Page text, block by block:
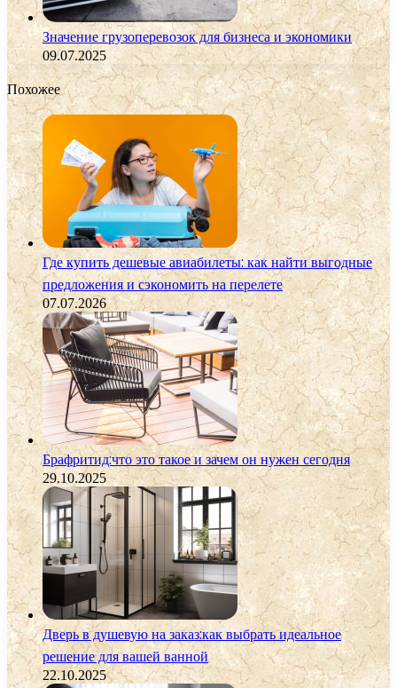
Значение грузоперевозок для бизнеса и экономики
09.07.2025
Похожее
Где купить дешевые авиабилеты: как найти выгодные
предложения и сэкономить на перелете
07.07.2026
Брафритид:что это такое и зачем он нужен сегодня
29.10.2025
Дверь в душевую на заказ:как выбрать идеальное
решение для вашей ванной
22.10.2025